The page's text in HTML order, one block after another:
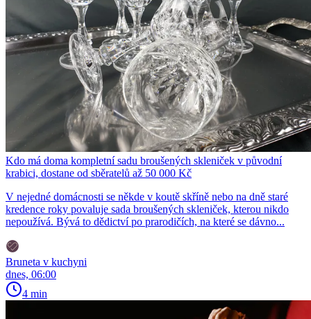
Kdo má doma kompletní sadu broušených skleniček v původní
krabici, dostane od sběratelů až 50 000 Kč
V nejedné domácnosti se někde v koutě skříně nebo na dně staré
kredence roky povaluje sada broušených skleniček, kterou nikdo
nepoužívá. Bývá to dědictví po prarodičích, na které se dávno...
Bruneta v kuchyni
dnes, 06:00
4 min